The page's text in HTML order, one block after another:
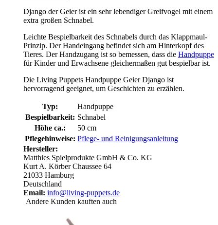
Django der Geier ist ein sehr lebendiger Greifvogel mit einem
extra großen Schnabel.
Leichte Bespielbarkeit des Schnabels durch das Klappmaul-
Prinzip. Der Handeingang befindet sich am Hinterkopf des
Tieres. Der Handzugang ist so bemessen, dass die Handpuppe
für Kinder und Erwachsene gleichermaßen gut bespielbar ist.
Die Living Puppets Handpuppe Geier Django ist
hervorragend geeignet, um Geschichten zu erzählen.
Typ:
Handpuppe
Bespielbarkeit: Schnabel
Höhe ca.:
50 cm
Pflegehinweise: Pflege- und Reinigungsanleitung
Hersteller:
Matthies Spielprodukte GmbH & Co. KG
Kurt A. Körber Chaussee 64
21033 Hamburg
Deutschland
Email: info@living-puppets.de
Andere Kunden kauften auch